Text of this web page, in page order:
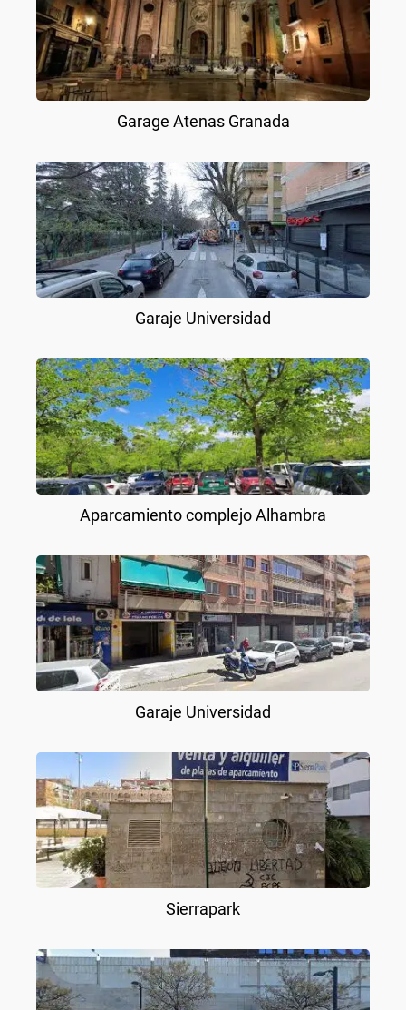
Garage Atenas Granada
Garaje Universidad
Aparcamiento complejo Alhambra
Garaje Universidad
Sierrapark